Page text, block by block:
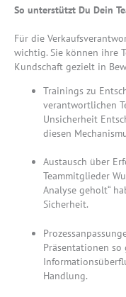
So unterstützt Du Dein
Für die
wichtig. Sie können ihre
Kundschaft gezielt in
Trainings zu
verantwortlichen
Unsicherheit
diesen
Austausch über
Teammitglieder
Analyse geholt“
Sicherheit.
Präsentationen so
Handlung.